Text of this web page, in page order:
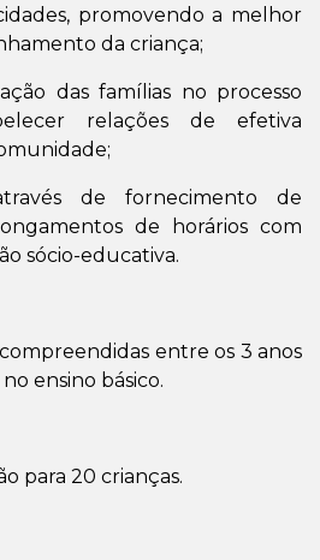
promovendo a melhor
da criança;
das famílias no processo
relações de efetiva
de fornecimento de
de horários com
sócio-educativa.
entre os 3 anos
ensino básico.
para 20 crianças.